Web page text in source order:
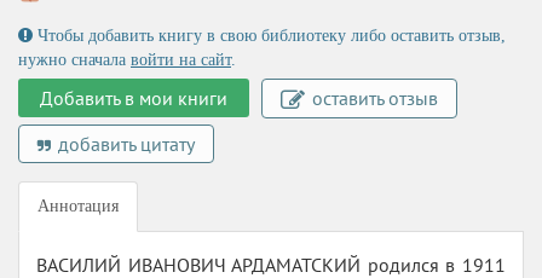
Чтобы добавить книгу в свою библиотеку либо оставить отзыв,
нужно сначала войти на сайт.
Добавить в мои книги
оставить отзыв
добавить цитату
Аннотация
ВАСИЛИЙ ИВАНОВИЧ АРДАМАТСКИЙ родился в 1911